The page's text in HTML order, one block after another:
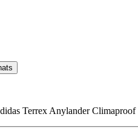
Terrex Anylander Climaproof